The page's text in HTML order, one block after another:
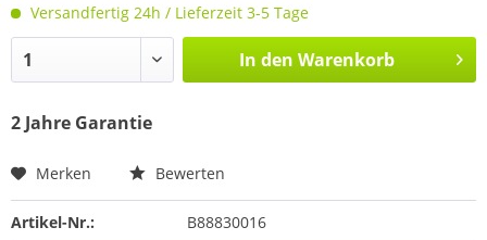
Versandfertig 24h / Lieferzeit 3-5 Tage
In den Warenkorb
2 Jahre Garantie
Merken Bewerten
Artikel-Nr.:
B88830016